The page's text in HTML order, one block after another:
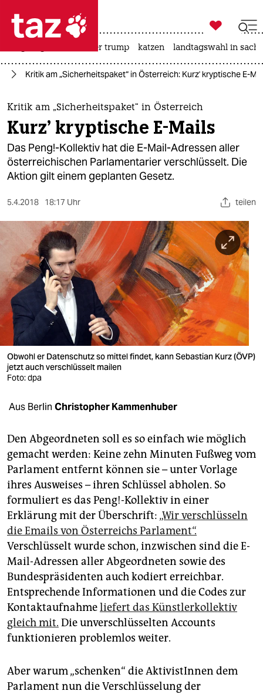
 taz zahl ich
taz zahl ich
themen
politik
öko
gesellschaft
sport
berlin
nord
wahrheit
verlag
verlag
shop
fragen & hilfe
unterstützen
abo
genossenschaft
epaper login

taz zahl ich
usa unter trump katzen landtagswahl in
Kritik am „Sicherheitspaket“ in Österreich: Kurz' kryptische E-
Kritik am „Sicherheitspaket“ in Österreich
Kurz' kryptische E-Mails
Das Peng!-Kollektiv hat die E-Mail-Adressen aller
österreichischen Parlamentarier verschlüsselt. Die
Aktion gilt einem geplanten Gesetz.
5.4.2018 18:17 Uhr teilen
Obwohl er Datenschutz so mittel findet, kann Sebastian Kurz (ÖVP)
jetzt auch verschlüsselt mailen
Foto: dpa
Aus Berlin Christopher Kammenhuber
Den Abgeordneten soll es so einfach wie möglich
gemacht werden: Keine zehn Minuten Fußweg vom
Parlament entfernt können sie – unter Vorlage
ihres Ausweises – ihren Schlüssel abholen. So
formuliert es das Peng!-Kollektiv in einer
Erklärung mit der Überschrift: „Wir verschlüsseln
die Emails von Österreichs Parlament“.
Verschlüsselt wurde schon, inzwischen sind die E-
Mail-Adressen aller Abgeordneten sowie des
Bundespräsidenten auch kodiert erreichbar.
Entsprechende Informationen und die Codes zur
Kontaktaufnahmeliefert das Künstlerkollektiv
gleich mit. Die unverschlüsselten Accounts
funktionieren problemlos weiter.
Aber warum „schenken“ die AktivistInnen dem
Parlament nun die Verschlüsselung der